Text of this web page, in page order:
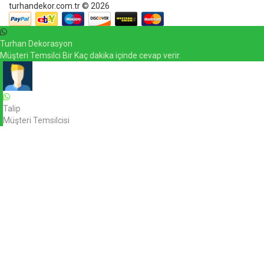
turhandekor.com.tr © 2026
Turhan Dekorasyon
Müşteri Temsilci Bir Kaç dakika içinde cevap verir.
Talip
Müşteri Temsilcisi